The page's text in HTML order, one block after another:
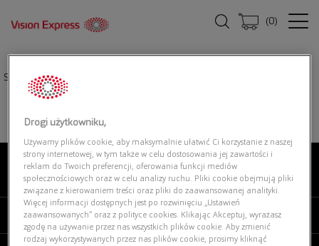
(0)
Strona główna|
O NAS
MOJE VISION EXPRESS
Drogi użytkowniku,
Używamy plików cookie, aby maksymalnie ułatwić Ci korzystanie z naszej
strony internetowej, w tym także w celu dostosowania jej zawartości i
reklam do Twoich preferencji, oferowania funkcji mediów
społecznościowych oraz w celu analizy ruchu. Pliki cookie obejmują pliki
związane z kierowaniem treści oraz pliki do zaawansowanej analityki.
Więcej informacji dostępnych jest po rozwinięciu „Ustawień
zaawansowanych” oraz z polityce cookies. Klikając Akceptuj, wyrażasz
zgodę na używanie przez nas wszystkich plików cookie. Aby zmienić
rodzaj wykorzystywanych przez nas plików cookie, prosimy kliknąć